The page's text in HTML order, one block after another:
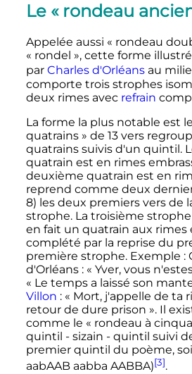
Le « rondeau
Appelée aussi « rondeau
« rondel », cette forme
par Charles d'Orléansau
comporte trois strophes
deux rimes avec refrain
La forme la plus notable est
quatrains » de 13 vers
quatrains suivis d'un quintil.
quatrain est en rimes
deuxième quatrain est en
reprend comme deux
8) les deux premiers vers de
strophe. La troisième
en fait un quatrain aux rimes
complété par la reprise du
première strophe. Exemple :
d'Orléans : « Yver, vous
« Le temps a laissé son
Villon : « Mort, j'appelle de ta
retour de dure prison ». Il
comme le « rondeau à
quintil - sizain - quintil suivi
premier quintil du poème,
aabAAB aabba AABBA)[3].